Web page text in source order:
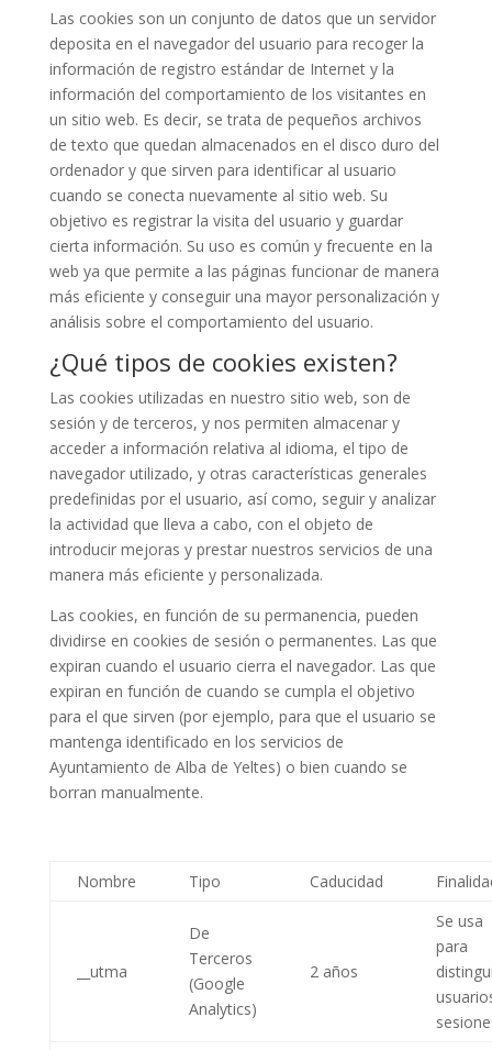
Las cookies son un conjunto de datos que un servidor
deposita en el navegador del usuario para recoger la
información de registro estándar de Internet y la
información del comportamiento de los visitantes en
un sitio web. Es decir, se trata de pequeños archivos
de texto que quedan almacenados en el disco duro del
ordenador y que sirven para identificar al usuario
cuando se conecta nuevamente al sitio web. Su
objetivo es registrar la visita del usuario y guardar
cierta información. Su uso es común y frecuente en la
web ya que permite a las páginas funcionar de manera
más eficiente y conseguir una mayor personalización y
análisis sobre el comportamiento del usuario.
¿Qué tipos de cookies existen?
Las cookies utilizadas en nuestro sitio web, son de
sesión y de terceros, y nos permiten almacenar y
acceder a información relativa al idioma, el tipo de
navegador utilizado, y otras características generales
predefinidas por el usuario, así como, seguir y analizar
la actividad que lleva a cabo, con el objeto de
introducir mejoras y prestar nuestros servicios de una
manera más eficiente y personalizada.
Las cookies, en función de su permanencia, pueden
dividirse en cookies de sesión o permanentes. Las que
expiran cuando el usuario cierra el navegador. Las que
expiran en función de cuando se cumpla el objetivo
para el que sirven (por ejemplo, para que el usuario se
mantenga identificado en los servicios de
Ayuntamiento de Alba de Yeltes) o bien cuando se
borran manualmente.
Nombre Tipo Caducidad
__utma
De
Terceros
(Google
Analytics)
2 años
Se usa
para